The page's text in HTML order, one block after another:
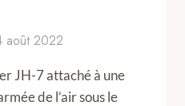
août 2022
JH-7 attaché à une
de l’air sous le